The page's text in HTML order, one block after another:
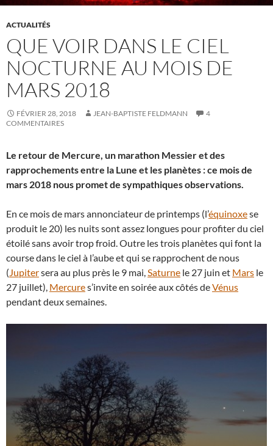
ACTUALITÉS
QUE VOIR DANS LE CIEL
NOCTURNE AU MOIS DE
MARS 2018
FÉVRIER 28, 2018 JEAN-BAPTISTE FELDMANN
4
COMMENTAIRES
Le retour de Mercure, un marathon Messier et des
rapprochements entre la Lune et les planètes : ce mois de
mars 2018 nous promet de sympathiques observations.
En ce mois de mars annonciateur de printemps (l’équinoxese
produit le 20) les nuits sont assez longues pour profiter du ciel
étoilé sans avoir trop froid. Outre les trois planètes qui font la
course dans le ciel à l’aube et qui se rapprochent de nous
(Jupitersera au plus près le 9 mai,Saturne le 27 juin et Mars le
27 juillet), Mercures’invite en soirée aux côtés deVénus
pendant deux semaines.